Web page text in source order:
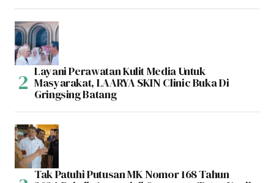
Layani Perawatan Kulit Media Untuk
Masyarakat, LAARYA SKIN Clinic Buka Di
Gringsing Batang
Tak Patuhi Putusan MK Nomor 168 Tahun